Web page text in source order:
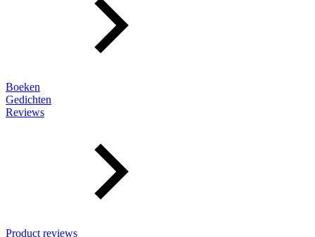
Boeken
Gedichten
Reviews
Product reviews